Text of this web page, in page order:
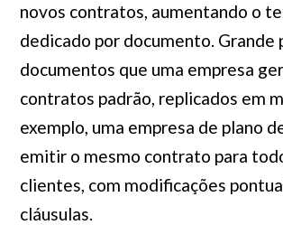
novos contratos, aumentando o
dedicado por documento. Grande
documentos que uma empresa
contratos padrão, replicados em
exemplo, uma empresa de plano
emitir o mesmo contrato para
clientes, com modificações
cláusulas.